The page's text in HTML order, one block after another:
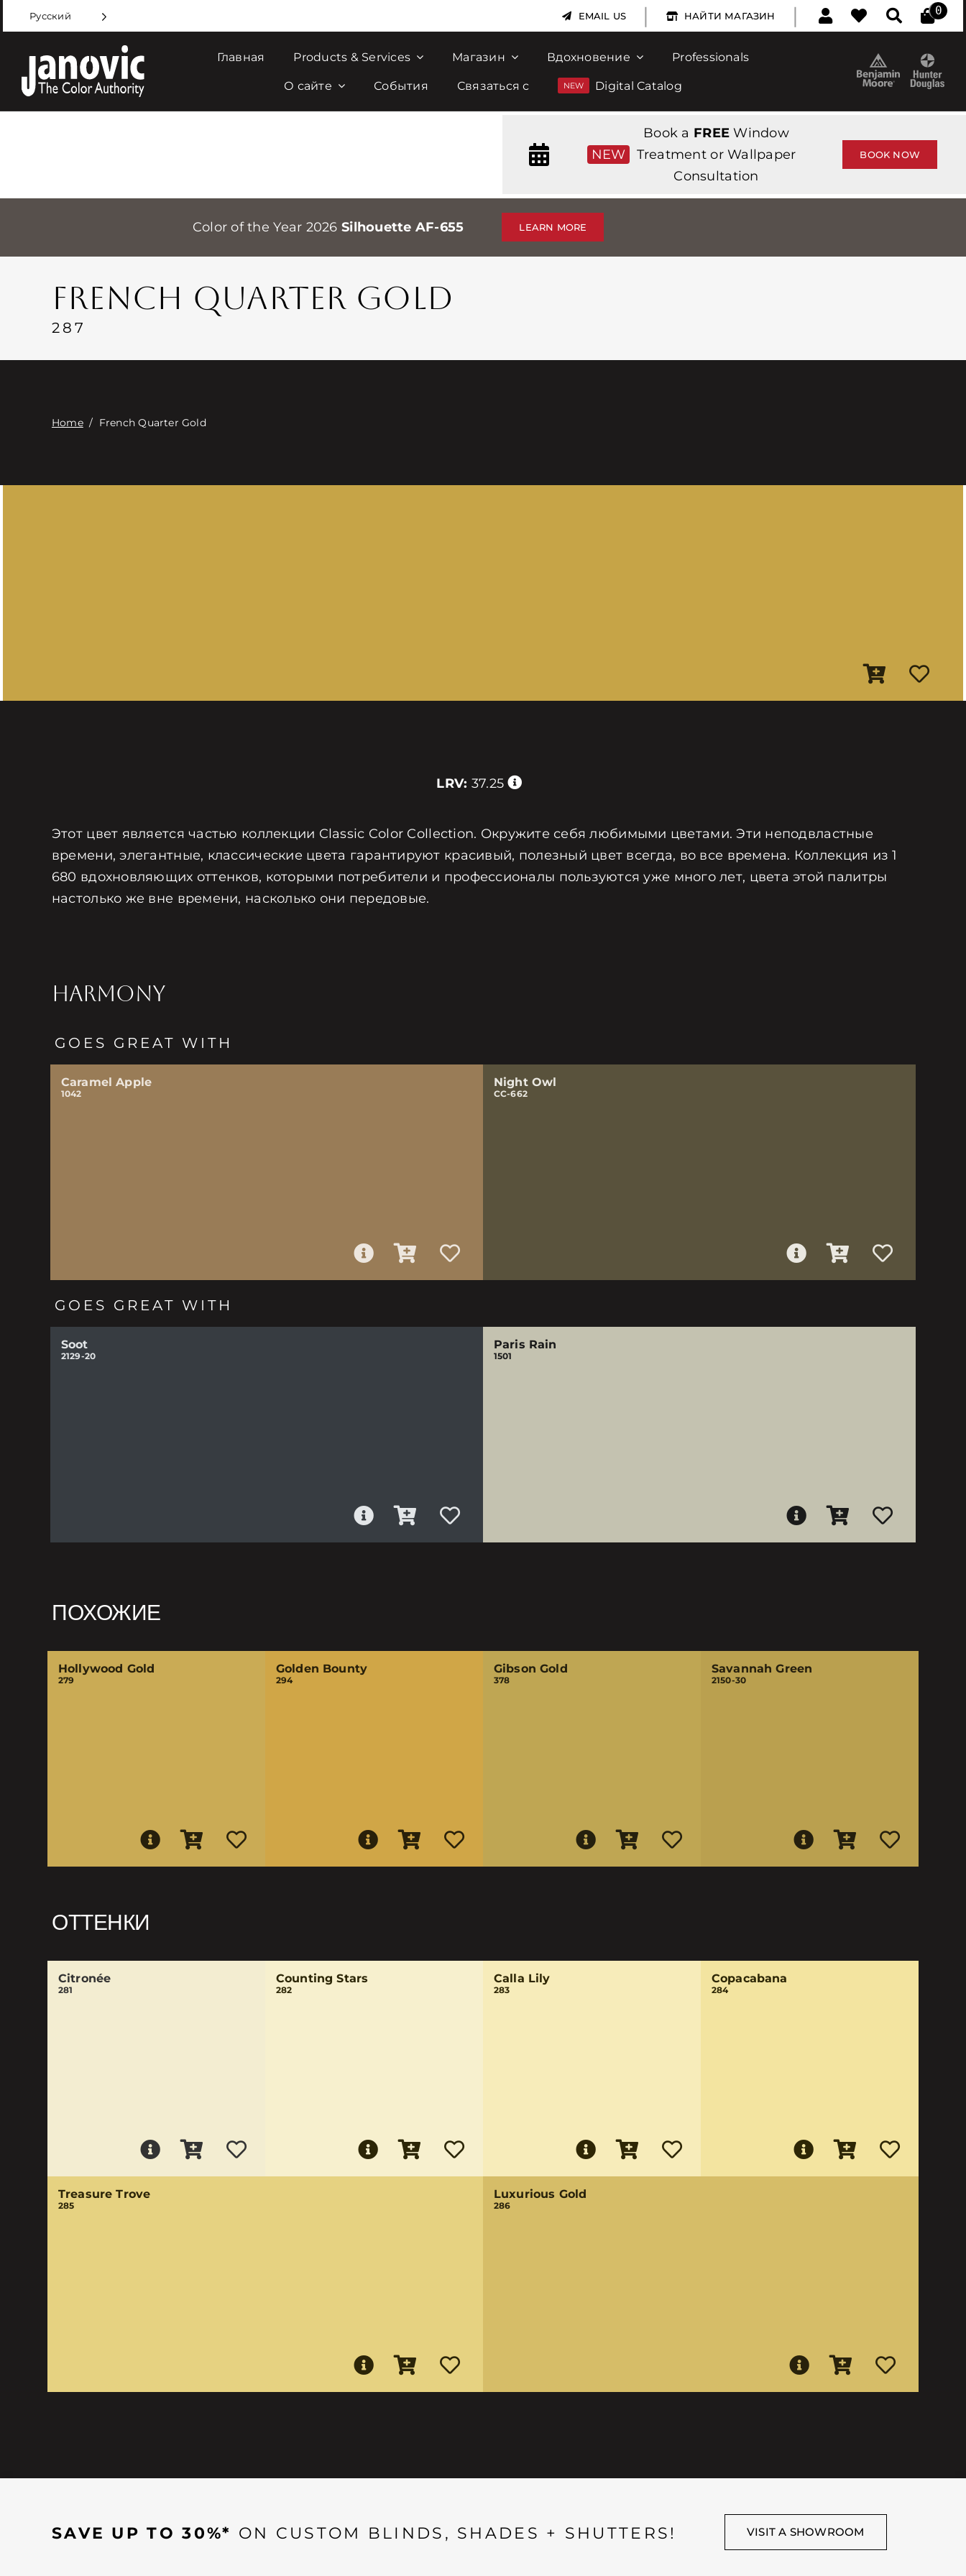
to
content
Русский EMAIL US | НАЙТИ МАГАЗИН | 0
Главная Products & Services Магазин Вдохновение Professionals
О сайте События Связаться с Digital Catalog
NEW
Book a FREE Window
Treatment or Wallpaper
Consultation
BOOK NOW
Color of the Year 2026 Silhouette AF-655 LEARN MORE
FRENCH QUARTER GOLD
287
Home/ French Quarter Gold
LRV: 37.25
Этот цвет является частью коллекции Classic Color Collection. Окружите себя любимыми цветами. Эти неподвластные
времени, элегантные, классические цвета гарантируют красивый, полезный цвет всегда, во все времена. Коллекция из 1
680 вдохновляющих оттенков, которыми потребители и профессионалы пользуются уже много лет, цвета этой палитры
настолько же вне времени, насколько они передовые.
HARMONY
GOES GREAT WITH
Caramel Apple
1042
Night Owl
CC-662
GOES GREAT WITH
Soot
2129-20
Paris Rain
1501
ПОХОЖИЕ
Hollywood Gold
279
Golden Bounty
294
Gibson Gold
378
Savannah Green
2150-30
ОТТЕНКИ
Citronée
281
Counting Stars
282
Calla Lily
283
Copacabana
284
Treasure Trove
285
Luxurious Gold
286
SAVE UP TO 30%* ON CUSTOM BLINDS, SHADES + SHUTTERS! VISIT A SHOWROOM